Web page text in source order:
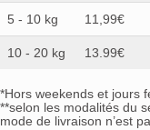
5 - 10 kg 11,99€
10 - 20 kg 13.99€
*Hors weekends et jours
**selon les modalités du
mode de livraison n’est